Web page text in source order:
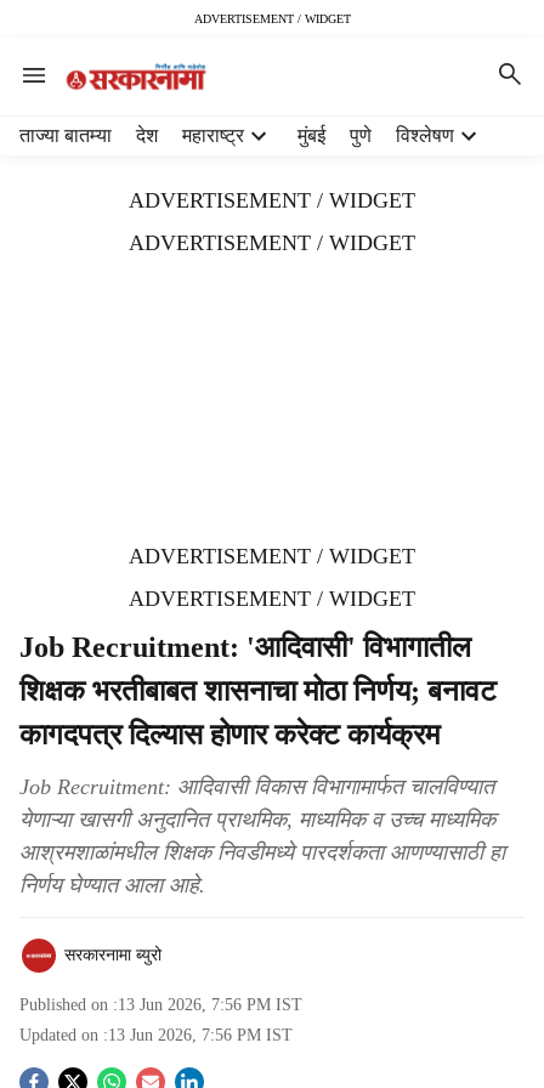
ADVERTISEMENT / WIDGET
ताज्या बातम्या देश महाराष्ट्र मुंबई पुणे विश्लेषण
ADVERTISEMENT / WIDGET
ADVERTISEMENT / WIDGET
ADVERTISEMENT / WIDGET
ADVERTISEMENT / WIDGET
Job Recruitment: 'आदिवासी' विभागातील
शिक्षक भरतीबाबत शासनाचा मोठा निर्णय; बनावट
कागदपत्र दिल्यास होणार करेक्ट कार्यक्रम
Job Recruitment: आदिवासी विकास विभागामार्फत चालविण्यात
येणाऱ्या खासगी अनुदानित प्राथमिक, माध्यमिक व उच्च माध्यमिक
आश्रमशाळांमधील शिक्षक निवडीमध्ये पारदर्शकता आणण्यासाठी हा
निर्णय घेण्यात आला आहे.
सरकारनामा ब्युरो
Published on :13 Jun 2026, 7:56 PM IST
Updated on :13 Jun 2026, 7:56 PM IST